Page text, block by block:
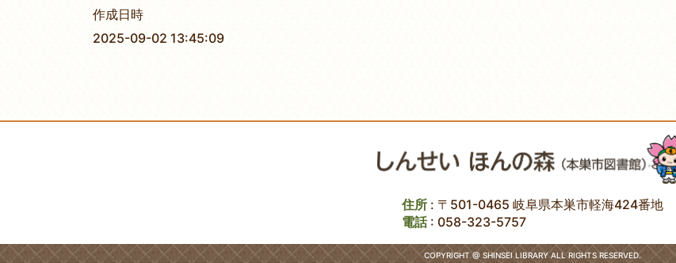
作成日時
2025-09-02 13:45:09
住所 : 〒501-0465 岐阜県本巣市軽海424番地
電話: 058-323-5757
COPYRIGHT @ SHINSEI LIBRARY ALL RIGHTS RESERVED.